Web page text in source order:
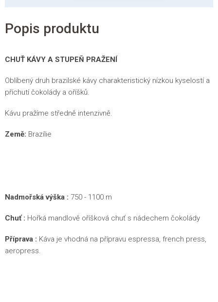
Popis produktu
CHUŤ KÁVY A STUPEŇ PRAŽENÍ
Oblíbený druh brazilské kávy charakteristický nízkou kyselostí a
příchutí čokolády a oříšků.
Kávu pražíme středně intenzivně.
Země: Brazílie
Nadmořská výška : 750 - 1100 m
Chuť : Hořká mandlově oříšková chuť s nádechem čokolády
Příprava : Káva je vhodná na přípravu espressa, french press,
aeropress.